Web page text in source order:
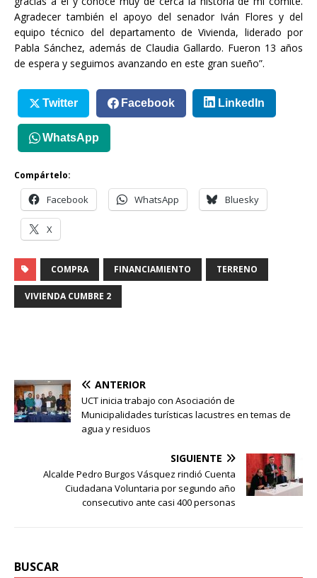
Agradecer también el apoyo del senador Iván Flores y del
equipo técnico del departamento de Vivienda, liderado por
Pabla Sánchez, además de Claudia Gallardo. Fueron 13 años
de espera y seguimos avanzando en este gran sueño”.
Twitter Facebook LinkedIn
WhatsApp
Compártelo:
Facebook WhatsApp Bluesky
X
COMPRA FINANCIAMIENTO TERRENO
VIVIENDA CUMBRE 2
ANTERIOR
UCT inicia trabajo con Asociación de
Municipalidades turísticas lacustres en temas de
agua y residuos
SIGUIENTE
Alcalde Pedro Burgos Vásquez rindió Cuenta
Ciudadana Voluntaria por segundo año
consecutivo ante casi 400 personas
BUSCAR